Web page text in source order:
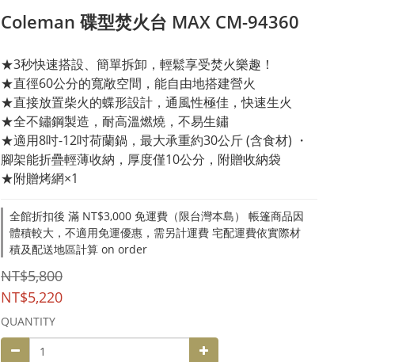
Coleman 碟型焚火台 MAX CM-94360
★3秒快速搭設、簡單拆卸，輕鬆享受焚火樂趣！
★直徑60公分的寬敞空間，能自由地搭建營火
★直接放置柴火的蝶形設計，通風性極佳，快速生火
★全不鏽鋼製造，耐高溫燃燒，不易生鏽
★適用8吋-12吋荷蘭鍋，最大承重約30公斤 (含食材) ・
腳架能折疊輕薄收納，厚度僅10公分，附贈收納袋
★附贈烤網×1
全館折扣後 滿 NT$3,000 免運費（限台灣本島） 帳篷商品因
體積較大，不適用免運優惠，需另計運費 宅配運費依實際材
積及配送地區計算 on order
NT$5,800
NT$5,220
QUANTITY